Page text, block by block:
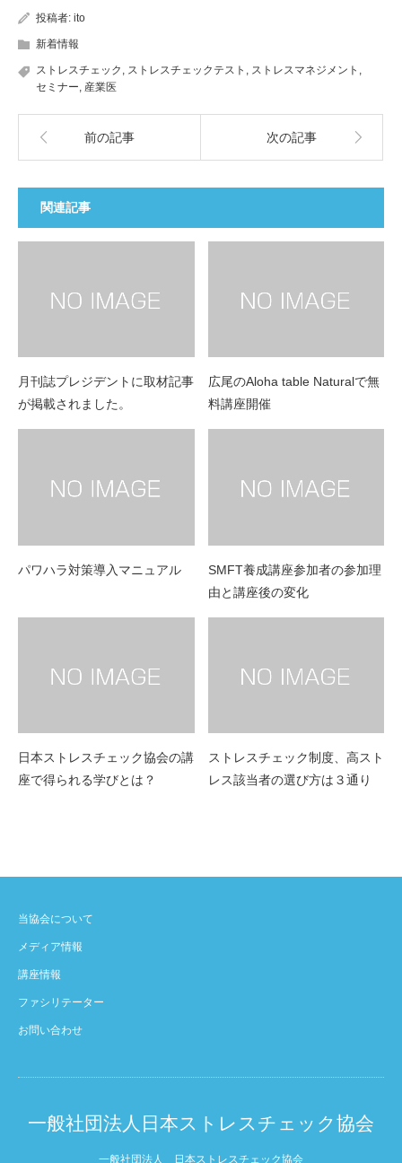
投稿者: ito
新着情報
ストレスチェック , ストレスチェックテスト , ストレスマネジメント ,
セミナー, 産業医
前の記事 次の記事
関連記事
月刊誌プレジデントに取材記事
が掲載されました。
広尾のAloha table Naturalで無
料講座開催
パワハラ対策導入マニュアル
SMFT養成講座参加者の参加理
由と講座後の変化
日本ストレスチェック協会の講
座で得られる学びとは？
ストレスチェック制度、高スト
レス該当者の選び方は３通り
当協会について
メディア情報
講座情報
ファシリテーター
お問い合わせ
一般社団法人日本ストレスチェック協会
一般社団法人 日本ストレスチェック協会